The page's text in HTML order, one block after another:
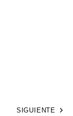
SIGUIENTE